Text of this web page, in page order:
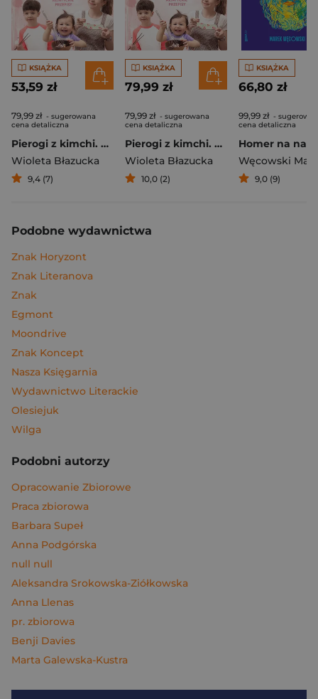
KSIĄŻKA
53,59 zł
79,99 zł - sugerowana
cena detaliczna
Pierogi z kimchi. Moje ulubione azjatyckie przepisy
Wioleta Błazucka
9,4 (7)
KSIĄŻKA
79,99 zł
79,99 zł - sugerowana
cena detaliczna
Pierogi z kimchi. Moje ulubione azjatyckie przepisy - książka z autografem
Wioleta Błazucka
10,0 (2)
KSIĄŻKA
66,80 zł
99,99 zł -
cena detaliczna
Węcowski
9,0 (9)
Podobne wydawnictwa
Znak Horyzont
Znak Literanova
Znak
Egmont
Moondrive
Znak Koncept
Nasza Księgarnia
Wydawnictwo Literackie
Olesiejuk
Wilga
Podobni autorzy
Opracowanie Zbiorowe
Praca zbiorowa
Barbara Supeł
Anna Podgórska
null null
Aleksandra Srokowska-Ziółkowska
Anna Llenas
pr. zbiorowa
Benji Davies
Marta Galewska-Kustra